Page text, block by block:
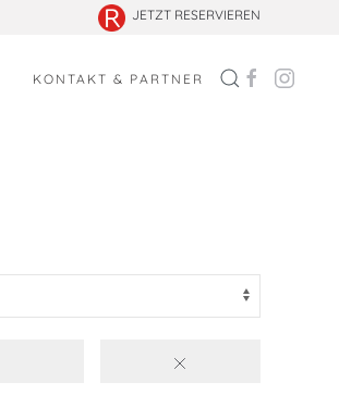
JETZT RESERVIEREN
KONTAKT & PARTNER